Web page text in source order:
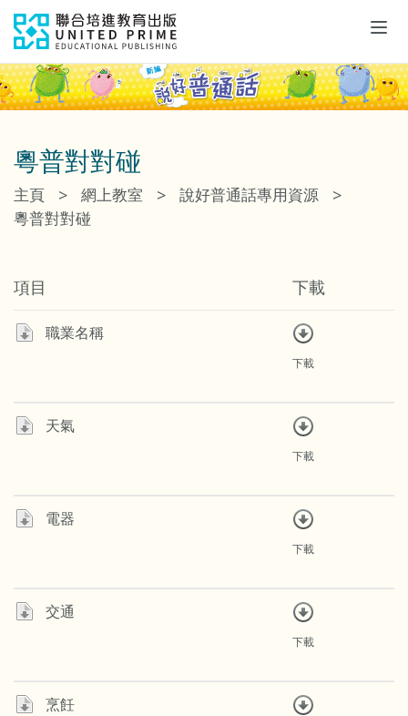
粵普對對碰
主頁 > 網上教室 > 說好普通話專用資源 >
粵普對對碰
項目 下載
職業名稱
下載
天氣
下載
電器
下載
交通
下載
烹飪